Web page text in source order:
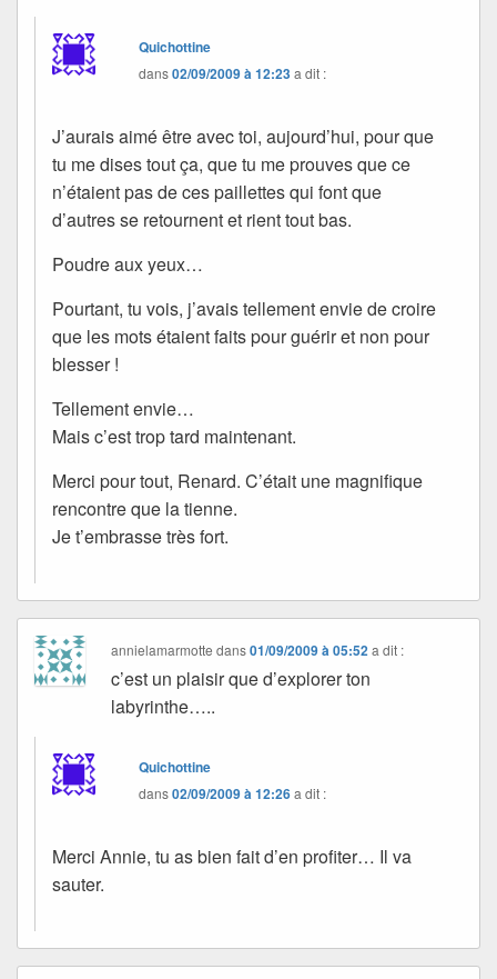
Quichottine
dans02/09/2009 à 12:23a dit :
J’aurais aimé être avec toi, aujourd’hui, pour que
tu me dises tout ça, que tu me prouves que ce
n’étaient pas de ces paillettes qui font que
d’autres se retournent et rient tout bas.
Poudre aux yeux…
Pourtant, tu vois, j’avais tellement envie de croire
que les mots étaient faits pour guérir et non pour
blesser !
Tellement envie…
Mais c’est trop tard maintenant.
Merci pour tout, Renard. C’était une magnifique
rencontre que la tienne.
Je t’embrasse très fort.
annielamarmotte dans01/09/2009 à 05:52 a dit :
c’est un plaisir que d’explorer ton
labyrinthe…..
Quichottine
dans02/09/2009 à 12:26a dit :
Merci Annie, tu as bien fait d’en profiter… Il va
sauter.